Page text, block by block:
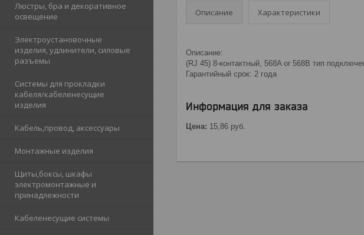
Люстры, бра и декоративное
освещение
Электроустановочные
изделия, удлинители, силовые
разъемы
Системы для прокладки
кабеля/кабеленесущие
изделия
Кабель,провод, аксессуары
Монтажные изделия
Щиты,боксы, шкафы
электромонтажные и
принадлежности
Кабеленесущие системы
Описание Характеристики
Описание:
(RJ 45) 8-контактный, 568A or 568B тип
Гарантийный срок: 2 года
Информация для заказа
Цена: 15,86 руб.